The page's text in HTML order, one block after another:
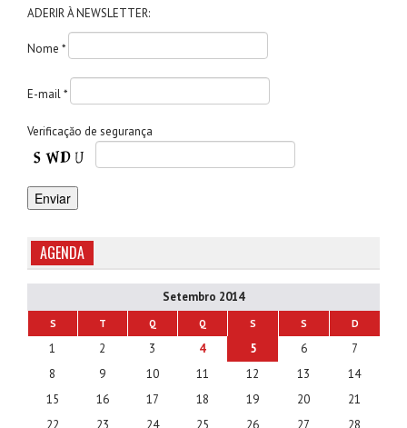
ADERIR À NEWSLETTER:
Nome *
E-mail *
Verificaçăo de segurança
AGENDA
Setembro 2014
S T Q Q S S D
1 2 3 4 5 6
7
8
9 10 11 12 13
14
15
16 17 18 19 20
21
22
23 24 25 26 27 28